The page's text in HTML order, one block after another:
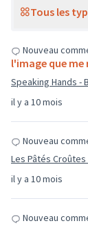
Tous les
il y a 10 mois
Nouveau
l'image que
Speaking Hands -
il y a 10 mois
Nouveau
Les Pâtés
Nouveau